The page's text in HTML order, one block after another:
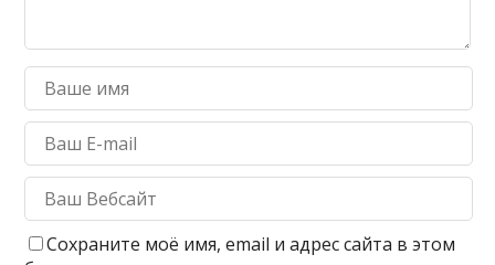
Сохраните моё имя, email и адрес сайта в этом